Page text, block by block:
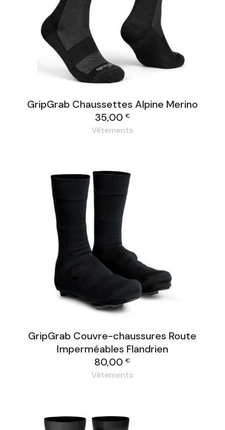
GripGrab Chaussettes Alpine Merino
35,00€
Vêtements
GripGrab Couvre-chaussures Route
Imperméables Flandrien
80,00€
Vêtements